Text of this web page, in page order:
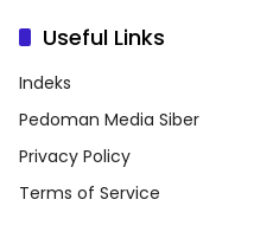
Useful Links
Indeks
Pedoman Media Siber
Privacy Policy
Terms of Service